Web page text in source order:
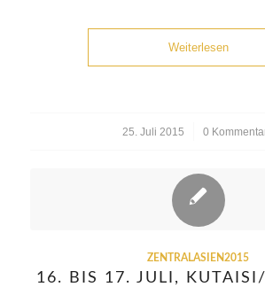
Weiterlesen
25. Juli 2015 0
ZENTRALASIEN2015
16. BIS 17. JULI, KUTAISI/